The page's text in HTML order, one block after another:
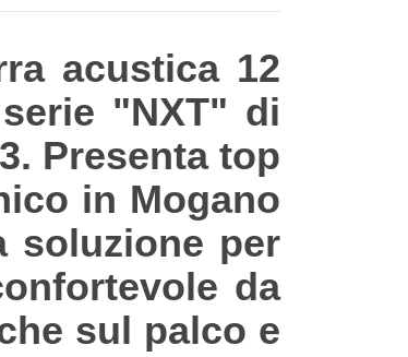
acustica 12
"NXT" di
Presenta top
in Mogano
soluzione per
da
sul palco e